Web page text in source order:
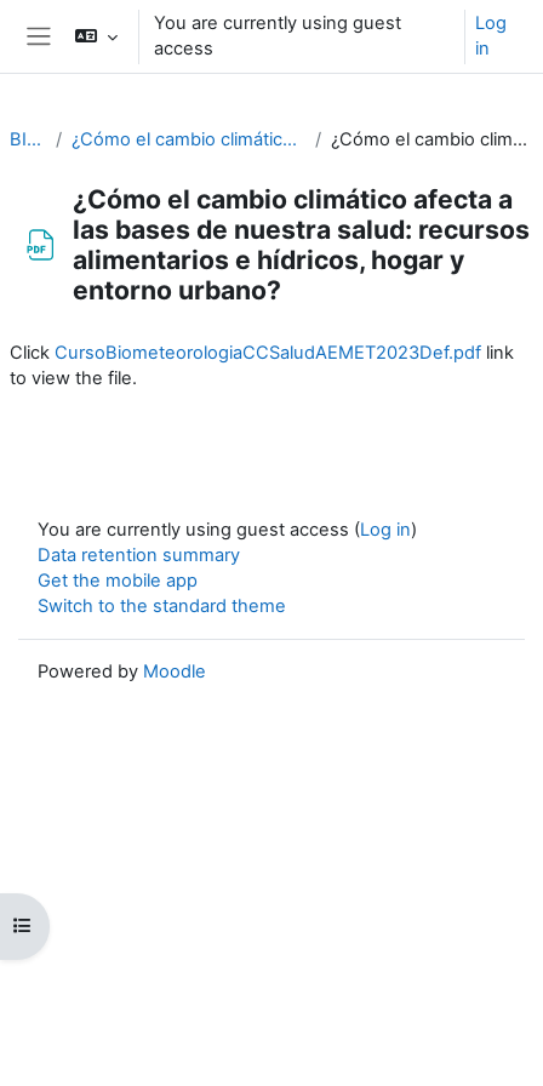
Skip to main content
You are currently using guest
access
Log
in
Open course index
BIOMETEOROLOGÍA ¿Cómo el cambio climático afecta a las bases de nuestra salud: recursos alimentarios e hídricos, hogar y entorno urbano? Javier Martín-Vide ¿Cómo el cambio climático afecta a las bases de nuestra salud: recursos alimentarios e hídricos, hogar y entorno urbano?
¿Cómo el cambio climático afecta a
las bases de nuestra salud: recursos
alimentarios e hídricos, hogar y
entorno urbano?
Click CursoBiometeorologiaCCSaludAEMET2023Def.pdf link
to view the file.
You are currently using guest access (Log in)
Data retention summary
Get the mobile app
Switch to the standard theme
Powered by Moodle